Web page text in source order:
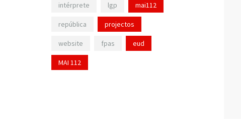
intérprete lgp mai112
república projectos
website fpas eud
MAI 112